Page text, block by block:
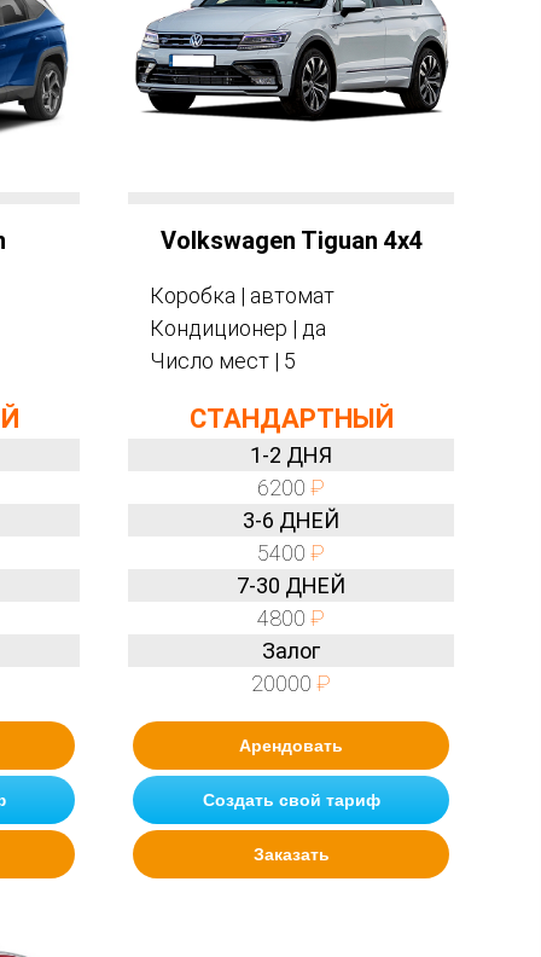
Volkswagen Tiguan 4x4
Коробка | автомат
Кондиционер | да
Число мест | 5
СТАНДАРТНЫЙ
1-2 ДНЯ
6200 ₽
3-6 ДНЕЙ
5400 ₽
7-30 ДНЕЙ
4800 ₽
Залог
20000 ₽
Арендовать
Создать свой тариф
Заказать